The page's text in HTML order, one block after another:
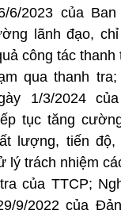
6/2023 của
lãnh đạo,
công tác thanh
qua thanh
1/3/2024
tục tăng
lượng, tiến độ,
lý trách nhiệm
của TTCP;
9/2022 của